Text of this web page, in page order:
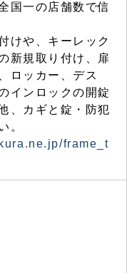
国一の店舗数で信
けや、キーレック
新規取り付け、扉
ロッカー、デス
インロックの開錠
、カギと錠・防犯
。
frame_t